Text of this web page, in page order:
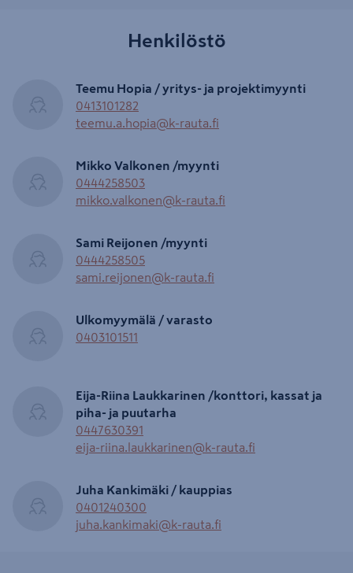
Henkilöstö
Teemu Hopia / yritys- ja projektimyynti
0413101282
teemu.a.hopia@k-rauta.fi
Mikko Valkonen /myynti
0444258503
mikko.valkonen@k-rauta.fi
Sami Reijonen /myynti
0444258505
sami.reijonen@k-rauta.fi
Ulkomyymälä / varasto
0403101511
Eija-Riina Laukkarinen /konttori, kassat ja
piha- ja puutarha
0447630391
eija-riina.laukkarinen@k-rauta.fi
Juha Kankimäki / kauppias
0401240300
juha.kankimaki@k-rauta.fi